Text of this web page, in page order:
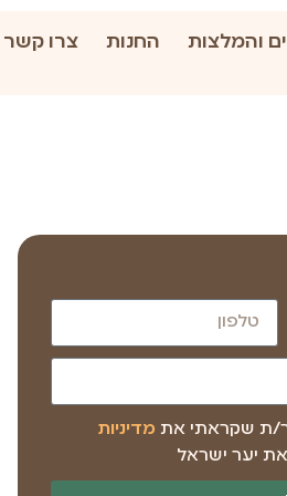
והמלצות החנות צרו קשר
ת שקראתי את מדיניות
יער ישראל